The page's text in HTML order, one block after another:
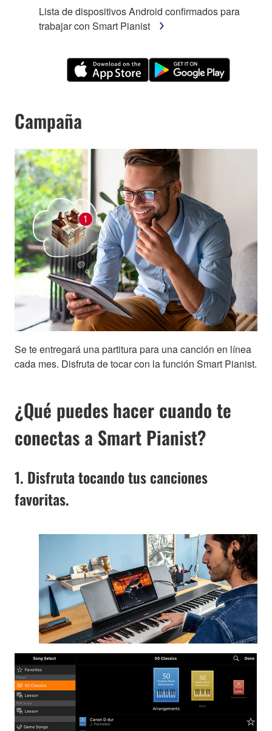
Lista de dispositivos Android confirmados para
trabajar con Smart Pianist
Campaña
Se te entregará una partitura para una canción en línea
cada mes. Disfruta de tocar con la función Smart Pianist.
¿Qué puedes hacer cuando te
conectas a Smart Pianist?
1. Disfruta tocando tus canciones
favoritas.